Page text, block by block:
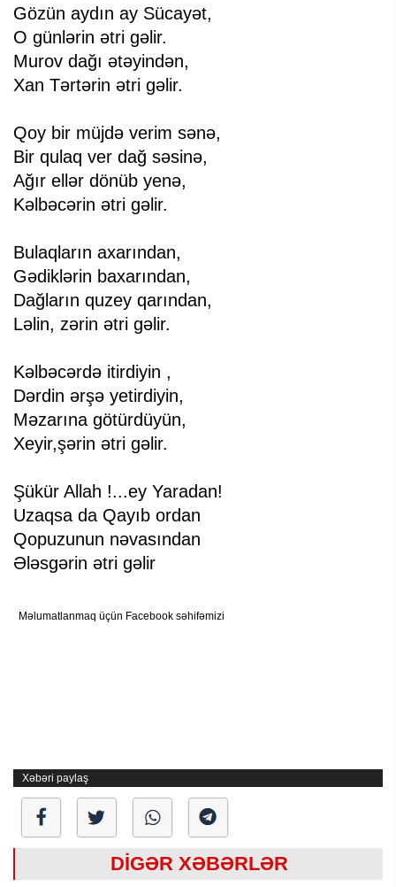
Gözün aydın ay Sücayət,
O günlərin ətri gəlir.
Murov dağı ətəyindən,
Xan Tərtərin ətri gəlir.
Qoy bir müjdə verim sənə,
Bir qulaq ver dağ səsinə,
Ağır ellər dönüb yenə,
Kəlbəcərin ətri gəlir.
Bulaqların axarından,
Gədiklərin baxarından,
Dağların quzey qarından,
Ləlin, zərin ətri gəlir.
Kəlbəcərdə itirdiyin ,
Dərdin ərşə yetirdiyin,
Məzarına götürdüyün,
Xeyir,şərin ətri gəlir.
Şükür Allah !...ey Yaradan!
Uzaqsa da Qayıb ordan
Qopuzunun nəvasından
Ələsgərin ətri gəlir
Məlumatlanmaq üçün Facebook səhifəmizi
Xəbəri paylaş
DİGƏR XƏBƏRLƏR